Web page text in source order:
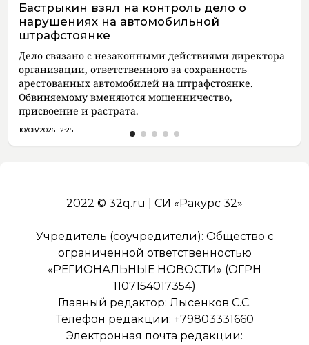
Бастрыкин взял на контроль дело о
нарушениях на автомобильной
штрафстоянке
Дело связано с незаконными действиями директора
организации, ответственного за сохранность
арестованных автомобилей на штрафстоянке.
Обвиняемому вменяются мошенничество,
присвоение и растрата.
10/08/2026 12:25
2022 © 32q.ru | СИ «Ракурс 32»
Учредитель (соучредители): Общество с
ограниченной ответственностью
«РЕГИОНАЛЬНЫЕ НОВОСТИ» (ОГРН
1107154017354)
Главный редактор: Лысенков С.С.
Телефон редакции: +79803331660
Электронная почта редакции: